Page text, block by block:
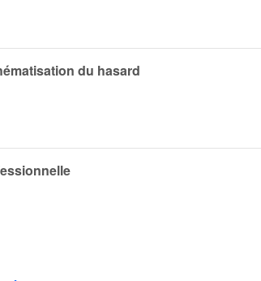
du hasard